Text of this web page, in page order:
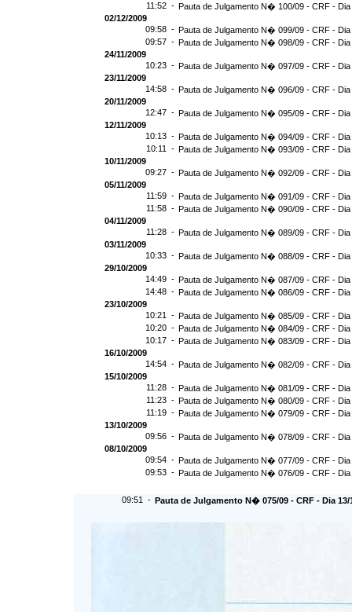
11:52 - Pauta de Julgamento N� 100/09 - CRF - Dia
02/12/2009
09:58 - Pauta de Julgamento N� 099/09 - CRF - Dia
09:57 - Pauta de Julgamento N� 098/09 - CRF - Dia
24/11/2009
10:23 - Pauta de Julgamento N� 097/09 - CRF - Dia
23/11/2009
14:58 - Pauta de Julgamento N� 096/09 - CRF - Dia
20/11/2009
12:47 - Pauta de Julgamento N� 095/09 - CRF - Dia
12/11/2009
10:13 - Pauta de Julgamento N� 094/09 - CRF - Dia
10:11 - Pauta de Julgamento N� 093/09 - CRF - Dia
10/11/2009
09:27 - Pauta de Julgamento N� 092/09 - CRF - Dia
05/11/2009
11:59 - Pauta de Julgamento N� 091/09 - CRF - Dia
11:58 - Pauta de Julgamento N� 090/09 - CRF - Dia
04/11/2009
11:28 - Pauta de Julgamento N� 089/09 - CRF - Dia
03/11/2009
10:33 - Pauta de Julgamento N� 088/09 - CRF - Dia
29/10/2009
14:49 - Pauta de Julgamento N� 087/09 - CRF - Dia
14:48 - Pauta de Julgamento N� 086/09 - CRF - Dia
23/10/2009
10:21 - Pauta de Julgamento N� 085/09 - CRF - Dia
10:20 - Pauta de Julgamento N� 084/09 - CRF - Dia
10:17 - Pauta de Julgamento N� 083/09 - CRF - Dia
16/10/2009
14:54 - Pauta de Julgamento N� 082/09 - CRF - Dia
15/10/2009
11:28 - Pauta de Julgamento N� 081/09 - CRF - Dia
11:23 - Pauta de Julgamento N� 080/09 - CRF - Dia
11:19 - Pauta de Julgamento N� 079/09 - CRF - Dia
13/10/2009
09:56 - Pauta de Julgamento N� 078/09 - CRF - Dia
08/10/2009
09:54 - Pauta de Julgamento N� 077/09 - CRF - Dia
09:53 - Pauta de Julgamento N� 076/09 - CRF - Dia
09:51 - Pauta de Julgamento N� 075/09 - CRF - Dia 13/